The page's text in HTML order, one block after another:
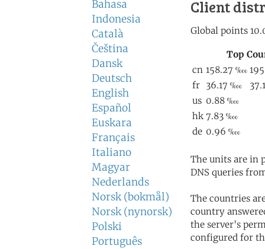
Bahasa
Indonesia
Català
Čeština
Dansk
Deutsch
English
Español
Euskara
Français
Italiano
Magyar
Nederlands
Norsk (bokmål)
Norsk (nynorsk)
Polski
Português
Client
The units are in
DNS queries
The countries
country
the server's
configured for